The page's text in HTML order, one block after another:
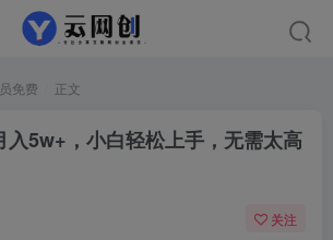
免费 正文
入5w+，小白轻松上手，无需太高
关注